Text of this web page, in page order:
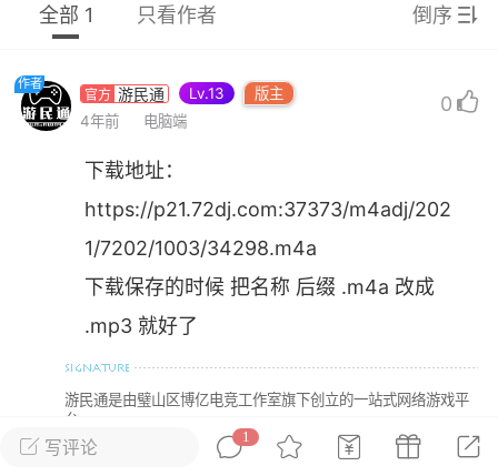
彩虹六号 绝地求生
游戏商城 每日签到
电脑端 问题解决
我在商城购买的虚拟产品显示自动发
在那里查看卡密？
发货的商品在那里查看卡密？答：查看
：下单以后在右边消息栏查看卡密，或
像 — 我的订单 — 待评价 — 查看订单，
看卡密详情问：我...
写评论
1
全部 1 只看作者 倒序
作者
游民通 Lv.13
版主
4年前
电脑端
下载地址：
https://p21.72dj.com:37373/m4adj/202
1/7202/1003/34298.m4a
下载保存的时候 把名称 后缀 .m4a 改成
.mp3 就好了
游民通是由璧山区博亿电竞工作室旗下创立的一站式网络游戏平
台
0
回复